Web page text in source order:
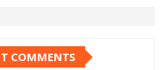
COMMENTS